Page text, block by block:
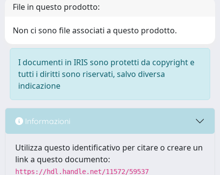
File in questo prodotto:
Non ci sono file associati a questo prodotto.
I documenti in IRIS sono protetti da copyright e
tutti i diritti sono riservati, salvo diversa
indicazione
Informazioni
Utilizza questo identificativo per citare o creare un
link a questo documento:
https://hdl.handle.net/11572/59537